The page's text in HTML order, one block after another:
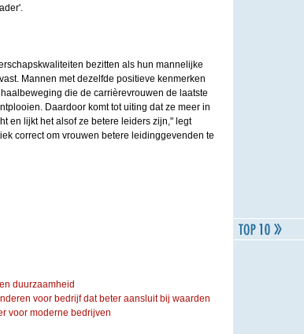
bezitten als hun mannelijke
Mannen met dezelfde positieve kenmerken
die de carrièrevrouwen de laatste
Daardoor komt tot uiting dat ze meer in
en lijkt het alsof ze betere leiders zijn," legt
correct om vrouwen betere leidinggevenden te
duurzaamheid
voor bedrijf dat beter aansluit bij waarden
voor moderne bedrijven